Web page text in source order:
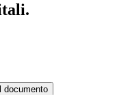
documento